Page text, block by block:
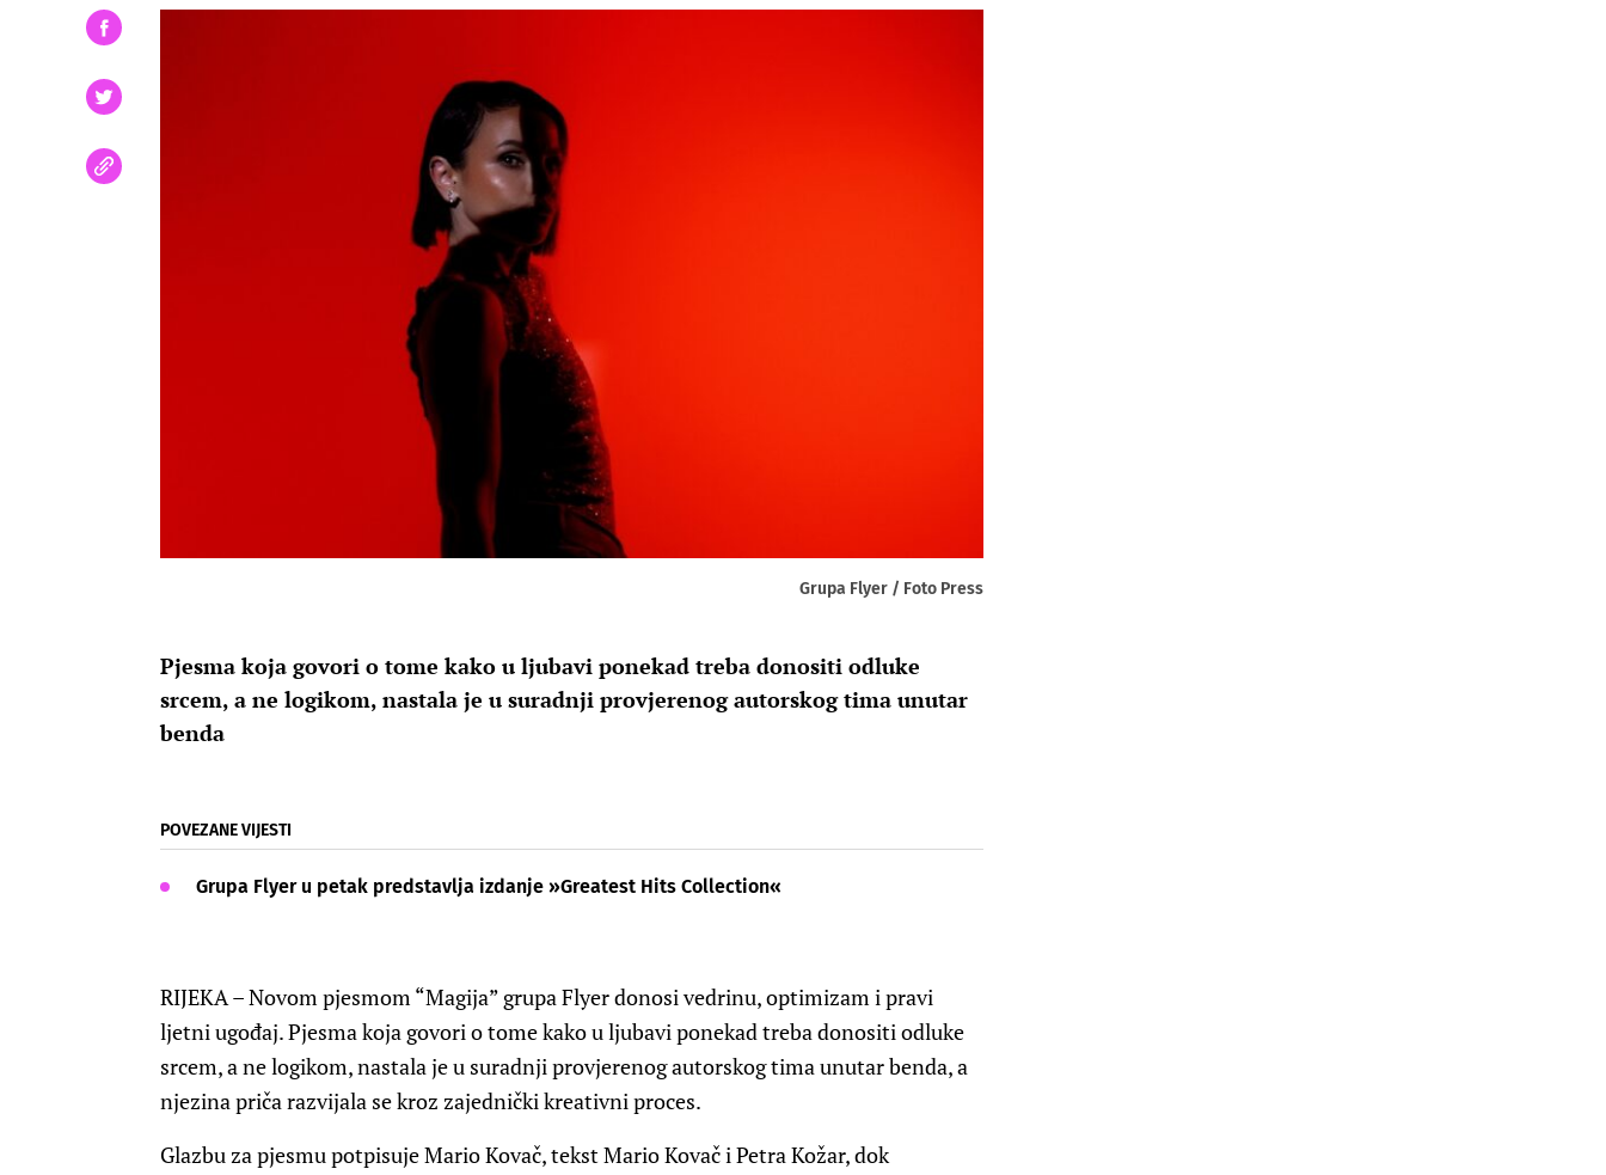
Grupa Flyer / Foto Press
Pjesma koja govori o tome kako u ljubavi ponekad treba donositi odluke
srcem, a ne logikom, nastala je u suradnji provjerenog autorskog tima unutar
benda
POVEZANE VIJESTI
Grupa Flyer u petak predstavlja izdanje »Greatest Hits Collection«
RIJEKA – Novom pjesmom “Magija” grupa Flyer donosi vedrinu, optimizam i pravi
ljetni ugođaj. Pjesma koja govori o tome kako u ljubavi ponekad treba donositi odluke
srcem, a ne logikom, nastala je u suradnji provjerenog autorskog tima unutar benda, a
njezina priča razvijala se kroz zajednički kreativni proces.
Glazbu za pjesmu potpisuje Mario Kovač, tekst Mario Kovač i Petra Kožar, dok